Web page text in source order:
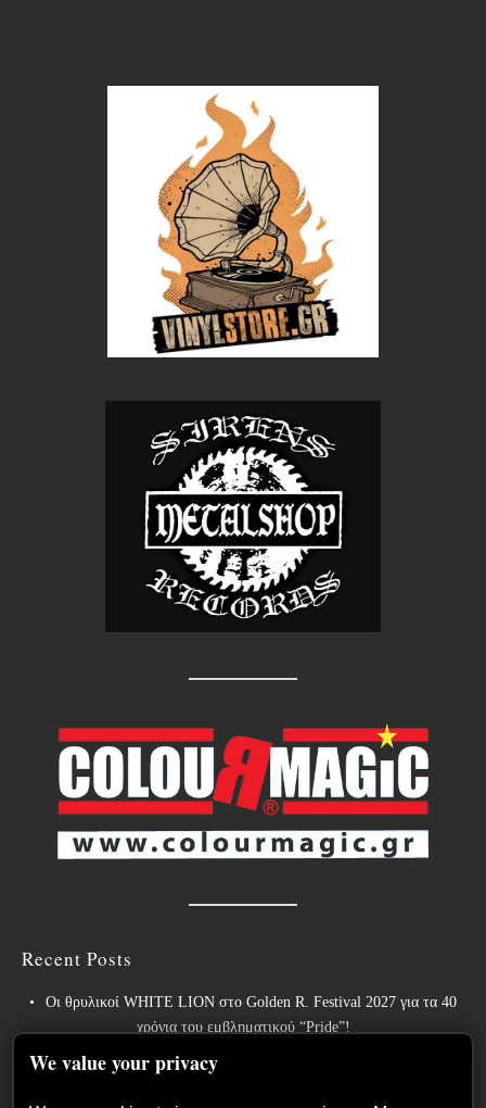
Recent Posts
Οι θρυλικοί WHITE LION στο Golden R. Festival 2027 για τα 40
χρόνια του εμβληματικού “Pride”!
Weekly War: Νέες heavy metal κυκλοφορίες 7/8/2026
We value your privacy